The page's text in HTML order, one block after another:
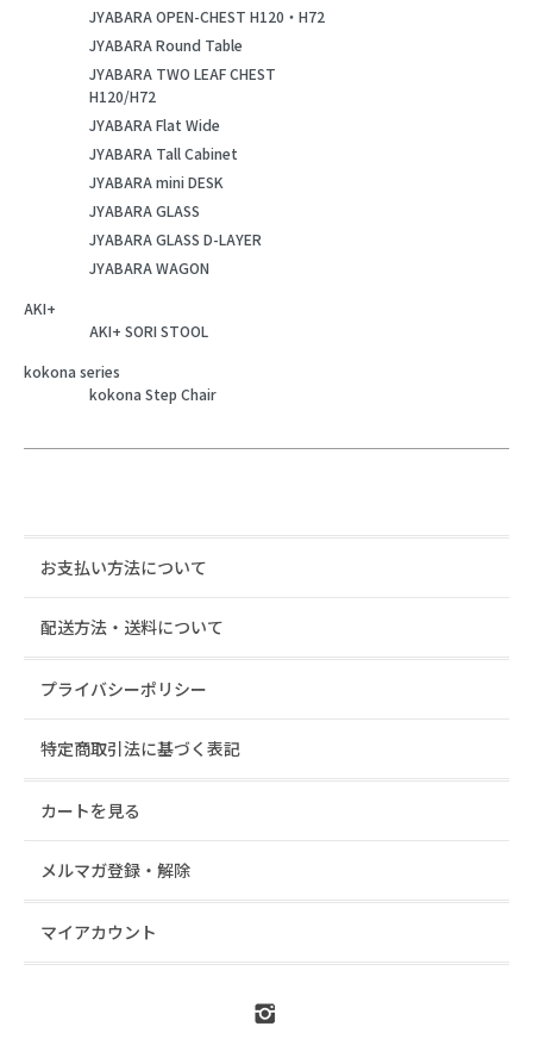
JYABARA OPEN-CHEST H120・H72
JYABARA Round Table
JYABARA TWO LEAF CHEST
H120/H72
JYABARA Flat Wide
JYABARA Tall Cabinet
JYABARA mini DESK
JYABARA GLASS
JYABARA GLASS D-LAYER
JYABARA WAGON
AKI+
AKI+ SORI STOOL
kokona series
kokona Step Chair
お支払い方法について
配送方法・送料について
プライバシーポリシー
特定商取引法に基づく表記
カートを見る
メルマガ登録・解除
マイアカウント